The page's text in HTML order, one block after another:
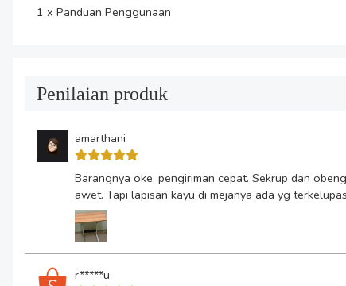
1 x Panduan Penggunaan
Penilaian produk
amarthani
Barangnya oke, pengiriman cepat. Sekrup dan
awet. Tapi lapisan kayu di mejanya ada yg
r*****u